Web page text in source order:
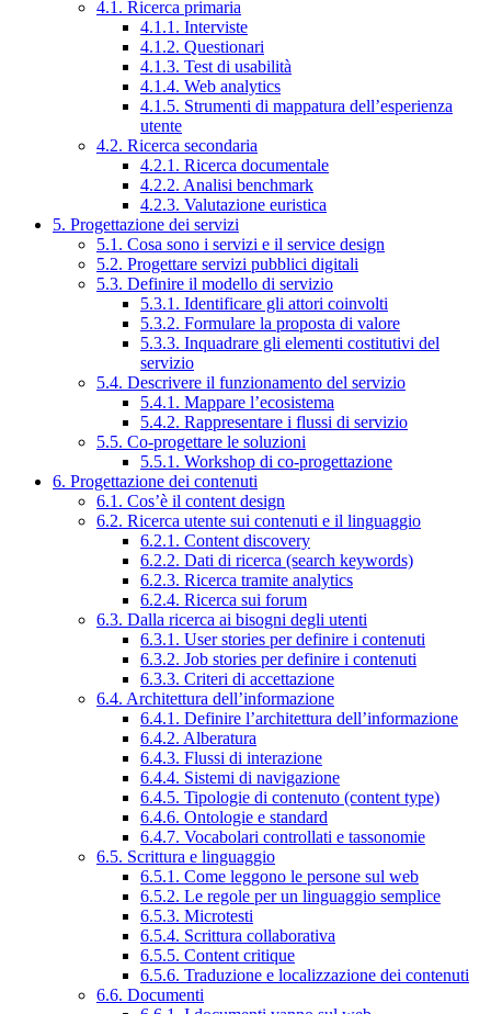
4.1. Ricerca primaria
4.1.1. Interviste
4.1.2. Questionari
4.1.3. Test di usabilità
4.1.4. Web analytics
4.1.5. Strumenti di mappatura dell’esperienza
utente
4.2. Ricerca secondaria
4.2.1. Ricerca documentale
4.2.2. Analisi benchmark
4.2.3. Valutazione euristica
5. Progettazione dei servizi
5.1. Cosa sono i servizi e il service design
5.2. Progettare servizi pubblici digitali
5.3. Definire il modello di servizio
5.3.1. Identificare gli attori coinvolti
5.3.2. Formulare la proposta di valore
5.3.3. Inquadrare gli elementi costitutivi del
servizio
5.4. Descrivere il funzionamento del servizio
5.4.1. Mappare l’ecosistema
5.4.2. Rappresentare i flussi di servizio
5.5. Co-progettare le soluzioni
5.5.1. Workshop di co-progettazione
6. Progettazione dei contenuti
6.1. Cos’è il content design
6.2. Ricerca utente sui contenuti e il linguaggio
6.2.1. Content discovery
6.2.2. Dati di ricerca (search keywords)
6.2.3. Ricerca tramite analytics
6.2.4. Ricerca sui forum
6.3. Dalla ricerca ai bisogni degli utenti
6.3.1. User stories per definire i contenuti
6.3.2. Job stories per definire i contenuti
6.3.3. Criteri di accettazione
6.4. Architettura dell’informazione
6.4.1. Definire l’architettura dell’informazione
6.4.2. Alberatura
6.4.3. Flussi di interazione
6.4.4. Sistemi di navigazione
6.4.5. Tipologie di contenuto (content type)
6.4.6. Ontologie e standard
6.4.7. Vocabolari controllati e tassonomie
6.5. Scrittura e linguaggio
6.5.1. Come leggono le persone sul web
6.5.2. Le regole per un linguaggio semplice
6.5.3. Microtesti
6.5.4. Scrittura collaborativa
6.5.5. Content critique
6.5.6. Traduzione e localizzazione dei contenuti
6.6. Documenti